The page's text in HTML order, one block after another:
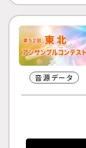
音源データ